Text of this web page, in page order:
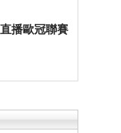
播歐冠聯賽